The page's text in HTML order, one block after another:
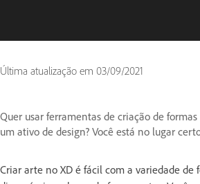
Última atualização em 03/09/2021
Quer usar ferramentas de criação de
um ativo de design? Você está no lugar
Criar arte no XD é fácil com a variedade de